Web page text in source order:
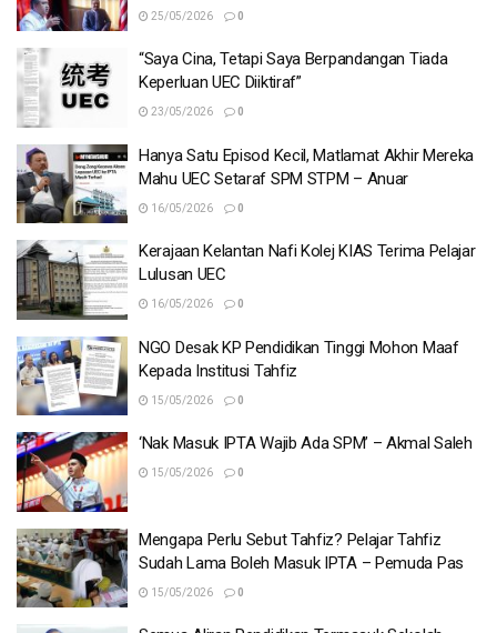
25/05/2026 0
“Saya Cina, Tetapi Saya Berpandangan Tiada
Keperluan UEC Diiktiraf”
23/05/2026 0
Hanya Satu Episod Kecil, Matlamat Akhir Mereka
Mahu UEC Setaraf SPM STPM – Anuar
16/05/2026 0
Kerajaan Kelantan Nafi Kolej KIAS Terima Pelajar
Lulusan UEC
16/05/2026 0
NGO Desak KP Pendidikan Tinggi Mohon Maaf
Kepada Institusi Tahfiz
15/05/2026 0
‘Nak Masuk IPTA Wajib Ada SPM’ – Akmal Saleh
15/05/2026 0
Mengapa Perlu Sebut Tahfiz? Pelajar Tahfiz
Sudah Lama Boleh Masuk IPTA – Pemuda Pas
15/05/2026 0